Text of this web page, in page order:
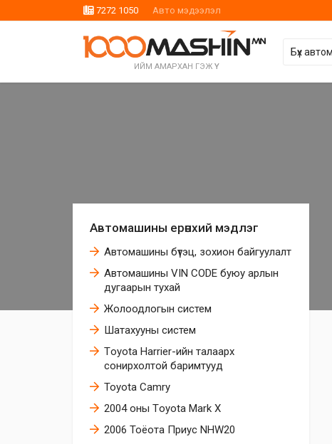
7272 1050 Авто мэдээлэл
ИЙМ АМАРХАН ГЭЖ ҮҮ
Автомашины ерөнхий мэдлэг
Автомашины бүтэц, зохион байгуулалт
Автомашины VIN CODE буюу арлын
дугаарын тухай
Жолоодлогын систем
Шатахууны систем
Тoyota Harrier-ийн талаарх
сонирхолтой баримтууд
Toyota Camry
2004 оны Тoyota Mark X
2006 Тоёота Приус NHW20